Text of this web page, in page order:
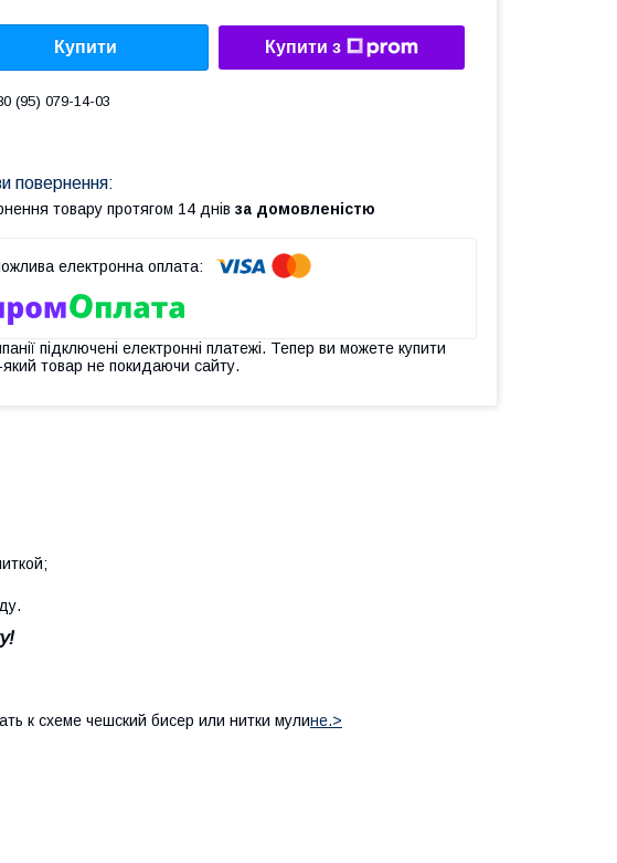
Купити Купити з
(95) 079-14-03
товару протягом 14 днів за домовленістю
підключені електронні платежі. Тепер ви можете купити
товар не покидаючи сайту.
к схеме чешский бисер или нитки мулине.>